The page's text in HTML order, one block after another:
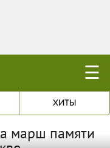
☰
ХИТЫ
марш памяти